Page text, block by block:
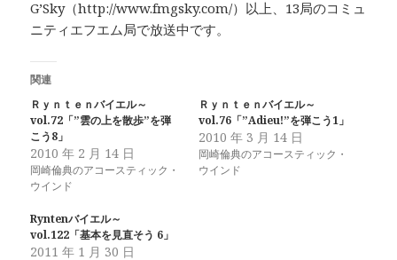
G’Sky（http://www.fmgsky.com/）以上、13局のコミュ
ニティエフエム局で放送中です。
関連
Ｒｙｎｔｅｎバイエル～
vol.72「”雲の上を散歩”を弾
こう8」
2010 年 2 月 14 日
岡崎倫典のアコースティック・
ウインド
Ｒｙｎｔｅｎバイエル～
vol.76「”Adieu!”を弾こう1」
2010 年 3 月 14 日
岡崎倫典のアコースティック・
ウインド
Ryntenバイエル～
vol.122「基本を見直そう 6」
2011 年 1 月 30 日